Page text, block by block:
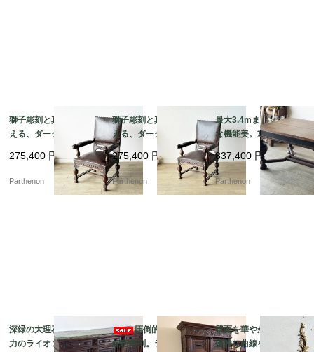
獅子彫刻と真鍮鋲が映
える、ダークブラウン
本革張りの重厚なクラ
シックアームチェア【d
s23-7】
275,400 円
Parthenon
獅子彫刻と真鍮鋲が映
える、ダークブラウン
本革張りの重厚なクラ
シックアームチェア【d
s23-8】
275,400 円
Parthenon
最大3.4mまで拡張可能
な機能美。重厚なバル
ボスレッグとライオン
彫刻が目を引くエクス
テンションテーブル【d
s23-9】
837,400 円
Parthenon
深緑の大理石天板と迫
力のライオン彫刻。重
圧倒的な風格と
細密彫刻。ライオンが
壁面を華やかに彩る、
優雅な曲線を描く真鍮